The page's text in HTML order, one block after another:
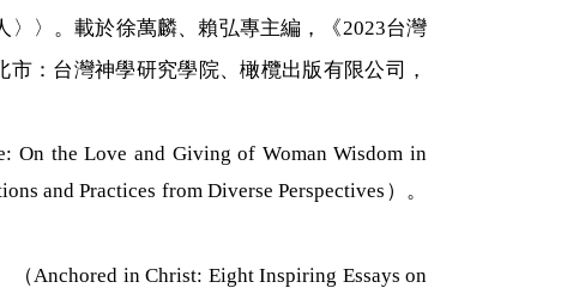
〉〉。載於徐萬麟、賴弘專主編，《2023台灣
市：台灣神學研究學院、橄欖出版有限公司，
the Love and Giving of Woman Wisdom in
and Practices from Diverse Perspectives）。
Anchored in Christ: Eight Inspiring Essays on